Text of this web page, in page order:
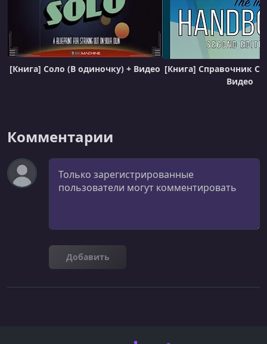
[Книга] Соло (В одиночку) + Видео [Книга] Справочник
Видео
Комментарии
Комментарий
Добавить